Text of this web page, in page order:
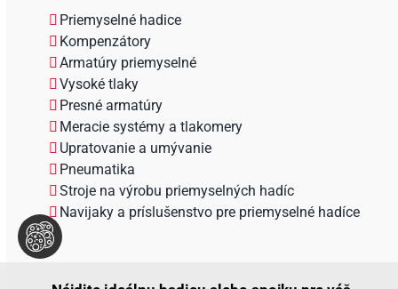
Priemyselné hadice
Kompenzátory
Armatúry priemyselné
Vysoké tlaky
Presné armatúry
Meracie systémy a tlakomery
Upratovanie a umývanie
Pneumatika
Stroje na výrobu priemyselných hadíc
Navijaky a príslušenstvo pre priemyselné hadíce